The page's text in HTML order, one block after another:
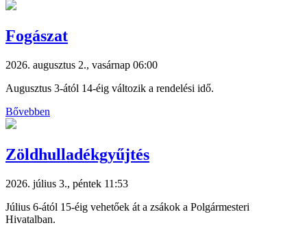
Fogászat
2026. augusztus 2., vasárnap 06:00
Augusztus 3-ától 14-éig változik a rendelési idő.
Bővebben
Zöldhulladékgyűjtés
2026. július 3., péntek 11:53
Július 6-ától 15-éig vehetőek át a zsákok a Polgármesteri
Hivatalban.